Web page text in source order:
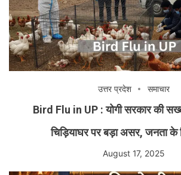
उत्तर प्रदेश समाचार
Bird Flu in UP : योगी सरकार की
चिड़ियाघर पर बड़ा असर, जनता के
August 17, 2025